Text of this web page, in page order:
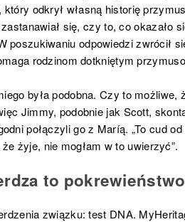
odkrył własną historię
się, czy to, co okazało
poszukiwaniu odpowiedzi zwrócił
rodzinom dotkniętym
była podobna. Czy to możliwe,
Jimmy, podobnie jak Scott,
połączyli go z Maríą. „To cud od
żyje, nie mogłam w to uwierzyć”.
to pokrewieństwo
związku: test DNA.